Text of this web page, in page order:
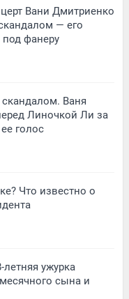
Вани Дмитриенко
— его
фанеру
скандалом. Ваня
Линочкой Ли за
голос
Что известно о
ужурка
сына и